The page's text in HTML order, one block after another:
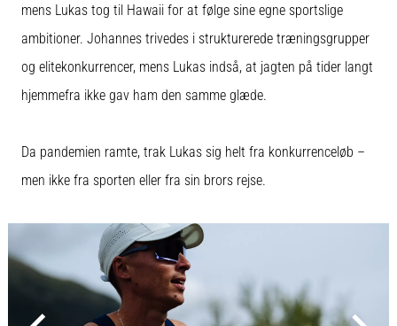
8 min. Læsning
Løberknæ:
Årsager,
behandling
Løberknæ,
også
som
iliotibialbåndsyndrom
(ITBS),
meget
mens Lukas tog til Hawaii for at følge sine egne sportslige
ambitioner. Johannes trivedes i strukturerede træningsgrupper
og elitekonkurrencer, mens Lukas indså, at jagten på tider langt
hjemmefra ikke gav ham den samme glæde.
Da pandemien ramte, trak Lukas sig helt fra konkurrenceløb –
men ikke fra sporten eller fra sin brors rejse.